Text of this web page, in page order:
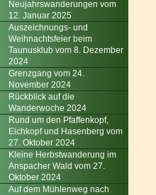
Neujahrswanderungen vom
12. Januar 2025
Auszeichnungs- und
Weihnachtsfeier beim
Taunusklub vom 8. Dezember
2024
Grenzgang vom 24.
November 2024
Rückblick auf die
Wanderwoche 2024
Rund um den Pfaffenkopf,
Eichkopf und Hasenberg vom
27. Oktober 2024
Kleine Herbstwanderung im
Anspacher Wald vom 27.
Oktober 2024
Auf dem Mühlenweg nach